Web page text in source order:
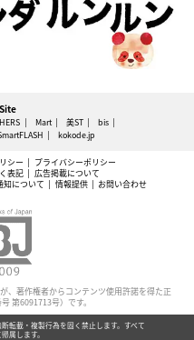
HERS Mart 美ST
bis
kokode.jp
シー
プライバシーポリシー
表記
広告掲載について
知について 情報提供 お問い合わせ
、著作権者からコンテンツ使用許諾を得た正
第6091713号）です。
転載・複製行為を固く禁止します。すべて
属します。